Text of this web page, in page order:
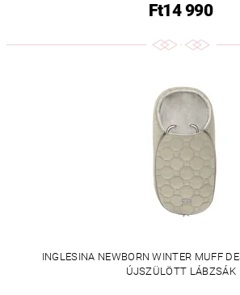
Ft14 990
INGLESINA NEWBORN WINTER MUFF
ÚJSZÜLÖTT LÁBZSÁK